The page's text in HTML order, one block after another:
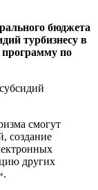
бюджета
турбизнесу в
по
смогут
создание
других